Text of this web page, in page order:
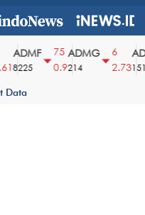
ADMF
8225
75
0.9
ADMG
214
2.731510
Data